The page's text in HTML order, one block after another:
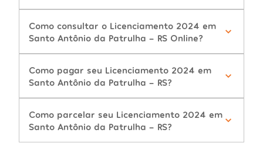
Como consultar o Licenciamento 2024 em
Santo Antônio da Patrulha - RS Online?
Como pagar seu Licenciamento 2024 em
Santo Antônio da Patrulha - RS?
Como parcelar seu Licenciamento 2024 em
Santo Antônio da Patrulha - RS?